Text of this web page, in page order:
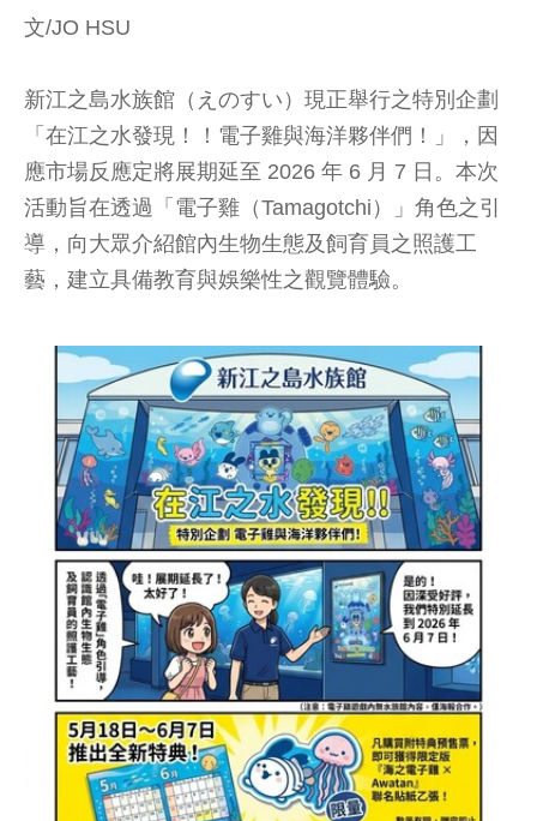
文/JO HSU
新江之島水族館（えのすい）現正舉行之特別企劃
「在江之水發現！！電子雞與海洋夥伴們！」，因
應市場反應定將展期延至 2026 年 6 月 7 日。本次
活動旨在透過「電子雞（Tamagotchi）」角色之引
導，向大眾介紹館內生物生態及飼育員之照護工
藝，建立具備教育與娛樂性之觀覽體驗。